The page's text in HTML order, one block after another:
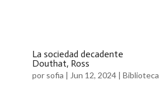
La sociedad decadente
Douthat, Ross
por sofia | Jun 12, 2024| Biblioteca